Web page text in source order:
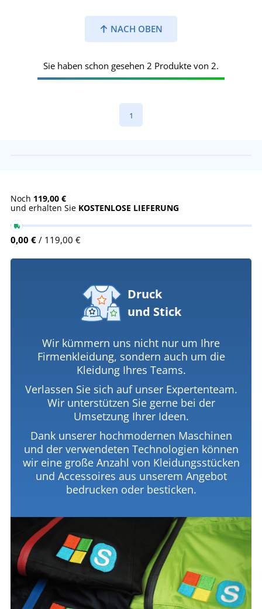
NACH OBEN
Sie haben schon gesehen 2 Produkte von 2.
1
Noch 119,00 €
und erhalten Sie KOSTENLOSE LIEFERUNG
0,00 € / 119,00 €
Druck
und Stick
Wir kümmern uns nicht nur um Ihre
Firmenkleidung, sondern auch um die
Kleidung Ihres Teams.
Verlassen Sie sich auf unser Expertenteam.
Wir unterstützen Sie gerne bei der
Umsetzung Ihrer Ideen.
Dank unserer hochmodernen Maschinen
und der verwendeten Technologien können
wir eine große Anzahl von Kleidungsstücken
und Accessoires aus unserem Angebot
bedrucken oder besticken.